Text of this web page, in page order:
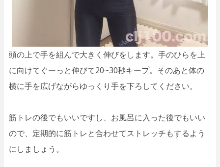
頭の上で手を組んで大きく伸びをします。手のひらを上
に向けてぐーっと伸びて20~30秒キープ。そのあと体の
横に手を広げながらゆっくり手を下ろしてください。
筋トレの後でもいいですし、お風呂に入った後でもいい
ので、定期的に筋トレと合わせてストレッチもするよう
にしましょう。